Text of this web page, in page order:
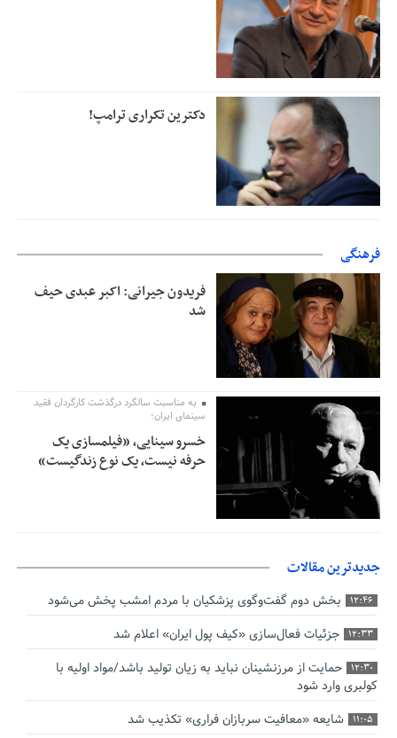
دکترین تکراری ترامپ!
فرهنگی
فریدون جیرانی: اکبر عبدی حیف
شد
به مناسبت سالگرد درگذشت کارگردان فقید
سینمای ایران؛
خسرو سینایی، «فیلمسازی یک
حرفه نیست، یک نوع زندگیست»
جدیدترین مقالات
12:46 بخش دوم گفت‌وگوی پزشکیان با مردم امشب پخش می‌شود
12:33 جزئیات فعال‌سازی «کیف پول ایران» اعلام شد
12:30
حمایت از مرزنشینان نباید به زیان تولید باشد/مواد اولیه با
کولبری وارد شود
11:05 شایعه «معافیت سربازان فراری» تکذیب شد